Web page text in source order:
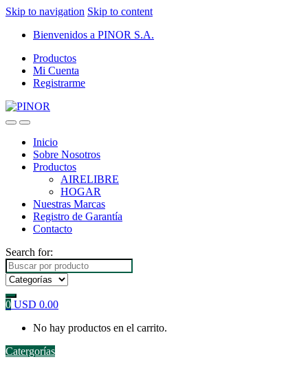
Skip to navigation Skip to content
Bienvenidos a PINOR S.A.
Productos
Mi Cuenta
Registrarme
Inicio
Sobre Nosotros
Productos
AIRELIBRE
HOGAR
Nuestras Marcas
Registro de Garantía
Contacto
Search for:
0 USD 0.00
No hay productos en el carrito.
Catergorías